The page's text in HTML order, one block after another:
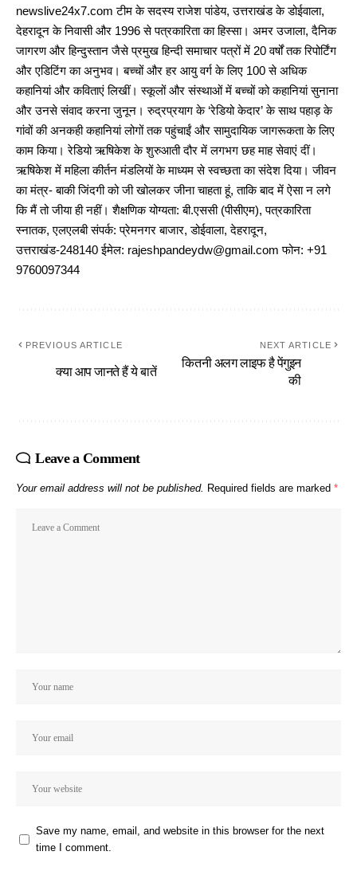
newslive24x7.com टीम के सदस्य राजेश पांडेय, उत्तराखंड के डोईवाला,
देहरादून के निवासी और 1996 से पत्रकारिता का हिस्सा। अमर उजाला, दैनिक
जागरण और हिन्दुस्तान जैसे प्रमुख हिन्दी समाचार पत्रों में 20 वर्षों तक रिपोर्टिंग
और एडिटिंग का अनुभव। बच्चों और हर आयु वर्ग के लिए 100 से अधिक
कहानियां और कविताएं लिखीं। स्कूलों और संस्थाओं में बच्चों को कहानियां सुनाना
और उनसे संवाद करना जुनून। रुद्रप्रयाग के ‘रेडियो केदार’ के साथ पहाड़ के
गांवों की अनकही कहानियां लोगों तक पहुंचाईं और सामुदायिक जागरूकता के लिए
काम किया। रेडियो ऋषिकेश के शुरुआती दौर में लगभग छह माह सेवाएं दीं।
ऋषिकेश में महिला कीर्तन मंडलियों के माध्यम से स्वच्छता का संदेश दिया। जीवन
का मंत्र- बाकी जिंदगी को जी खोलकर जीना चाहता हूं, ताकि बाद में ऐसा न लगे
कि मैं तो जीया ही नहीं। शैक्षणिक योग्यता: बी.एससी (पीसीएम), पत्रकारिता
स्नातक, एलएलबी संपर्क: प्रेमनगर बाजार, डोईवाला, देहरादून,
उत्तराखंड-248140 ईमेल: rajeshpandeydw@gmail.com फोन: +91
9760097344
PREVIOUS ARTICLE
क्या आप जानते हैं ये बातें
NEXT ARTICLE
कितनी अलग लाइफ है पेंगुइन
की
Leave a Comment
Your email address will not be published. Required fields are marked *
Save my name, email, and website in this browser for the next
time I comment.